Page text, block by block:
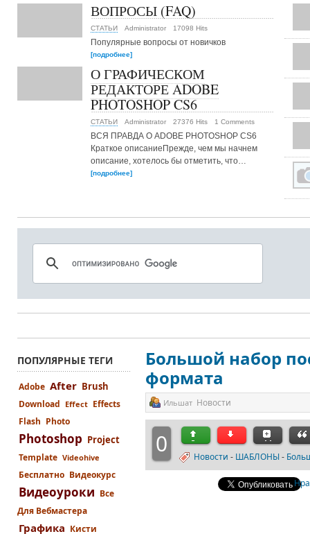
ВОПРОСЫ (FAQ)
СТАТЬИ Administrator 17098 Hits
Популярные вопросы от новичков
[подробнее]
О ГРАФИЧЕСКОМ
РЕДАКТОРЕ ADOBE
PHOTOSHOP CS6
СТАТЬИ Administrator 27376 Hits 1 Comments
ВСЯ ПРАВДА О ADOBE PHOTOSHOP CS6
Краткое описаниеПрежде, чем мы начнем
описание, хотелось бы отметить, что…
[подробнее]
Большой набор
формата
Ильшат Новости
0 Новости - ШАБЛОНЫ-
ПОПУЛЯРНЫЕ ТЕГИ
Adobe After Brush
Download Effect Effects
Flash Photo
Photoshop Project
Template Videohive
Бесплатно Видеокурс
Видеоуроки Все
Для Вебмастера
Графика Кисти